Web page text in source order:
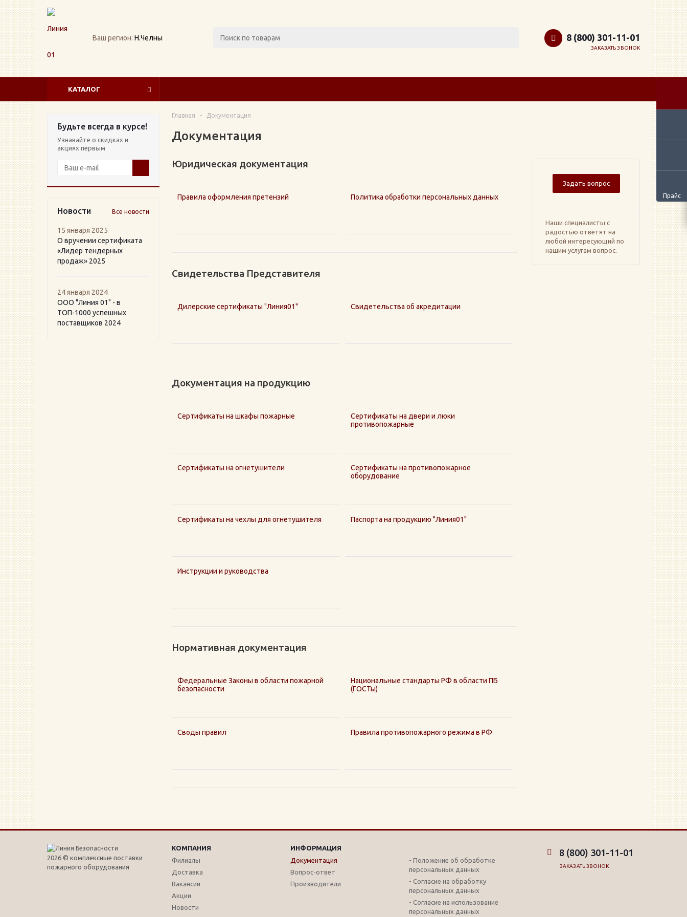
Ваш регион: Н.Челны
Прайс
8 (800) 301-11-01
ЗАКАЗАТЬ ЗВОНОК
КАТАЛОГ
Будьте всегда в курсе!
Узнавайте о скидках и
акциях первым
Новости Все новости
15 января 2025
О вручении сертификата
«Лидер тендерных
продаж» 2025
24 января 2024
ООО "Линия 01" - в
ТОП-1000 успешных
поставщиков 2024
Главная - Документация
Документация
Задать вопрос
Наши специалисты с
радостью ответят на
любой интересующий по
нашим услугам вопрос.
Юридическая документация
Правила оформления претензий Политика обработки персональных данных
Свидетельства Представителя
Дилерские сертификаты "Линия01" Свидетельства об акредитации
Документация на продукцию
Сертификаты на шкафы пожарные
Сертификаты на двери и люки
противопожарные
Сертификаты на огнетушители
Сертификаты на противопожарное
оборудование
Сертификаты на чехлы для огнетушителя Паспорта на продукцию "Линия01"
Инструкции и руководства
Нормативная документация
Федеральные Законы в области пожарной
безопасности
Национальные стандарты РФ в области ПБ
(ГОСТы)
Своды правил Правила противопожарного режима в РФ
2026 © комплексные поставки
пожарного оборудования
КОМПАНИЯ
ИНФОРМАЦИЯ
Филиалы
Доставка
Вакансии
Акции
Новости
Документация
Вопрос-ответ
Производители
- Положение об обработке
персональных данных
- Согласие на обработку
персональных данных
- Согласие на использование
персональных данных
8 (800) 301-11-01
ЗАКАЗАТЬ ЗВОНОК